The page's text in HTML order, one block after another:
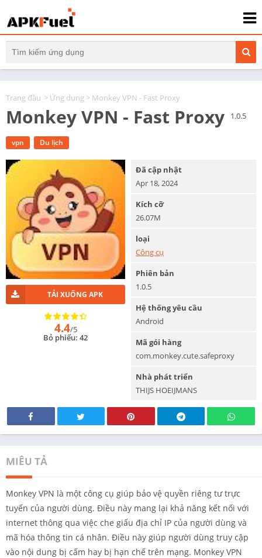
Trang đầu > Ứng dụng > Monkey VPN - Fast Proxy
Monkey VPN - Fast Proxy 1.0.5
vpn Du lịch
TẢI XUỐNG APK
4.4/5
Bỏ phiếu: 42
Đã cập nhật
Apr 18, 2024
Kích cỡ
26.07M
loại
Công cụ
Phiên bản
1.0.5
Hệ thống yêu cầu
Android
Mã gói hàng
com.monkey.cute.safeproxy
Nhà phát triển
THIJS HOEIJMANS
MIÊU TẢ
Monkey VPN là một công cụ giúp bảo vệ quyền riêng tư trực
tuyến của người dùng. Điều này mang lại khả năng kết nối với
internet thông qua việc che giấu địa chỉ IP của người dùng và
mã hóa thông tin cá nhân. Điều này giúp người dùng truy cập
vào nội dung bị cấm hay bị hạn chế trên mạng. Monkey VPN